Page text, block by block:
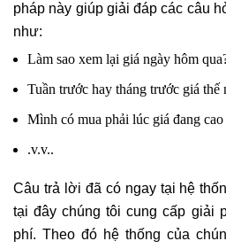
pháp này giúp giải đáp các câu
như:
Làm sao xem lại giá ngày hôm
Tuần trước hay tháng trước giá thế
Mình có mua phải lúc giá đang
.v.v..
Câu trả lời đã có ngay tại hệ
tại đây chúng tôi cung cấp giải
phí. Theo đó hệ thống của